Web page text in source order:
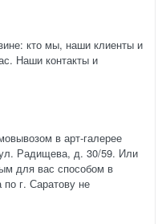
кто мы, наши клиенты и
Наши контакты и
в арт-галерее
Радищева, д. 30/59. Или
для вас способом в
г. Саратову не